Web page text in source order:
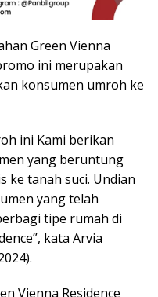
Green Vienna
ini merupakan
konsumen umroh ke
ini Kami berikan
yang beruntung
ke tanah suci. Undian
yang telah
tipe rumah di
kata Arvia
Vienna Residence